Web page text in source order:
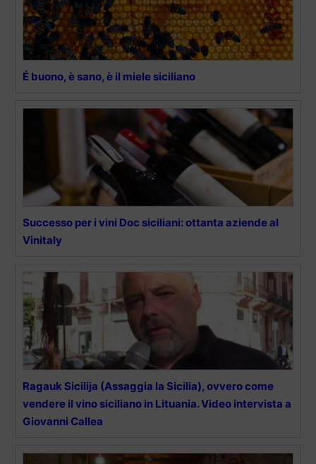
É buono, è sano, è il miele siciliano
Successo per i vini Doc siciliani: ottanta aziende al
Vinitaly
Ragauk Sicilija (Assaggia la Sicilia), ovvero come
vendere il vino siciliano in Lituania. Video intervista a
Giovanni Callea